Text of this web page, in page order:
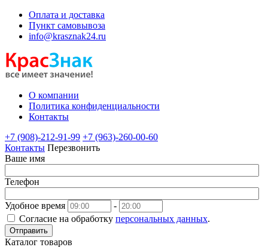
Оплата и доставка
Пункт самовывоза
info@krasznak24.ru
О компании
Политика конфиденциальности
Контакты
+7 (908)-212-91-99 +7 (963)-260-00-60
Контакты Перезвонить
Ваше имя
Телефон
Удобное время
-
Согласие на обработку персональных данных.
Отправить
Каталог товаров